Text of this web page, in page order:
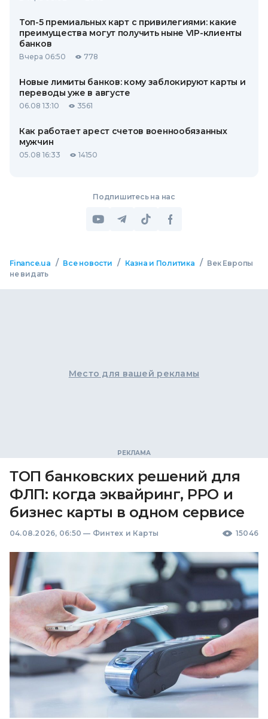
Топ-5 премиальных карт с привилегиями: какие
преимущества могут получить ныне VIP-клиенты
банков
Вчера 06:50 778
Новые лимиты банков: кому заблокируют карты и
переводы уже в августе
06.08 13:10 3561
Как работает арест счетов военнообязанных
мужчин
05.08 16:33 14150
Подпишитесь на нас
Finance.ua / Все новости / Казна и Политика / Век Европы
не видать
Место для вашей рекламы
ТОП банковских решений для
ФЛП: когда эквайринг, РРО и
бизнес карты в одном сервисе
04.08.2026, 06:50 — Финтех и Карты 15046